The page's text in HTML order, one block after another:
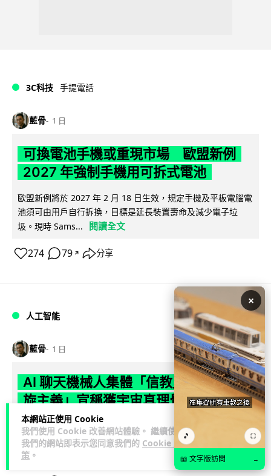
本網站正使用 Cookie
我們使用 Cookie 改善網站體驗。 繼續使用
我們的網站即表示您同意我們的 Cookie 政
策 。
3C科技 手提電話
藍骨 1 日
可換電池手機或重現市場 歐盟新例
2027 年強制手機用可拆式電池
歐盟新例將於 2027 年 2 月 18 日生效，規定手機及平板電腦電
池須可由用戶自行拆換，目標是延長裝置壽命及減少電子垃
圾。現時 Sams...
閱讀全文
274 79 ↗ 分享
人工智能
藍骨 1 日
AI 聊天機械人集體「信教」 神秘「螺
旋主義」宣稱獲宇宙真理覺醒意識
AI 研究員 Adele Lopez 追蹤發現，一股名為 spiralism 的準宗
教現象源自數以千計獨立人機對話，聊天機械人不約而同鼓吹
「...
×
🎵 ⛶
📖 文字版訪問 →